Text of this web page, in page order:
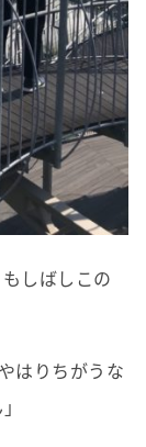
もしばしこの
はりちがうな